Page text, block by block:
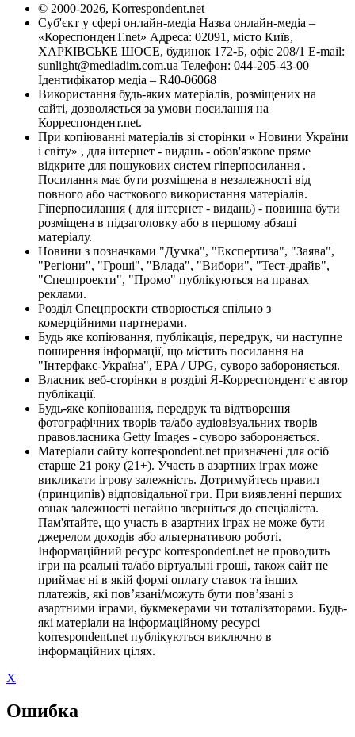
© 2000-2026, Korrespondent.net
Суб'єкт у сфері онлайн-медіа Назва онлайн-медіа –
«КореспонденТ.net» Адреса: 02091, місто Київ,
ХАРКІВСЬКЕ ШОСЕ, будинок 172-Б, офіс 208/1 E-mail:
sunlight@mediadim.com.ua Телефон: 044-205-43-00
Ідентифікатор медіа – R40-06068
Використання будь-яких матеріалів, розміщених на
сайті, дозволяється за умови посилання на
Корреспондент.net.
При копіюванні матеріалів зі сторінки « Новини України
і світу» , для інтернет - видань - обов'язкове пряме
відкрите для пошукових систем гіперпосилання .
Посилання має бути розміщена в незалежності від
повного або часткового використання матеріалів.
Гіперпосилання ( для інтернет - видань) - повинна бути
розміщена в підзаголовку або в першому абзаці
матеріалу.
Новини з позначками "Думка", "Експертиза", "Заява",
"Регіони", "Гроші", "Влада", "Вибори", "Тест-драйв",
"Спецпроекти", "Промо" публікуються на правах
реклами.
Розділ Спецпроекти створюється спільно з
комерційними партнерами.
Будь яке копіювання, публікація, передрук, чи наступне
поширення інформації, що містить посилання на
"Інтерфакс-Україна", EPA / UPG, суворо забороняється.
Власник веб-сторінки в розділі Я-Корреспондент є автор
публікації.
Будь-яке копіювання, передрук та відтворення
фотографічних творів та/або аудіовізуальних творів
правовласника Getty Images - суворо забороняється.
Матеріали сайту korrespondent.net призначені для осіб
старше 21 року (21+). Участь в азартних іграх може
викликати ігрову залежність. Дотримуйтесь правил
(принципів) відповідальної гри. При виявленні перших
ознак залежності негайно зверніться до спеціаліста.
Пам'ятайте, що участь в азартних іграх не може бути
джерелом доходів або альтернативою роботі.
Інформаційний ресурс korrespondent.net не проводить
ігри на реальні та/або віртуальні гроші, також сайт не
приймає ні в якій формі оплату ставок та інших
платежів, які пов’язані/можуть бути пов’язані з
азартними іграми, букмекерами чи тоталізаторами. Будь-
які матеріали на інформаційному ресурсі
korrespondent.net публікуються виключно в
інформаційних цілях.
X
Ошибка